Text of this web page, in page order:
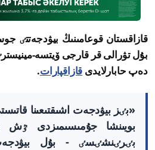
قازاقستان قوعامىنىڭ بيۋدجەتتٸ
بۇل تۋرالى قر قارجى ۆيتسە-
دەپ حابارلايدى قازاقپارات.
«بٸز بيۋدجەت اشىقتىعىنا
بويىنشا جۇمىسىمىزدى ٷش
بٸرٸنشٸسٸ - بۇل